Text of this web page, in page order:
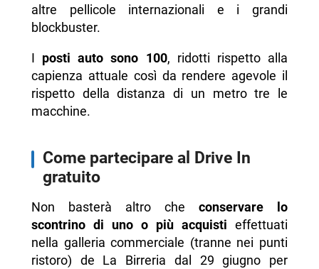
altre pellicole internazionali e i grandi
blockbuster.
I posti auto sono 100, ridotti rispetto alla
capienza attuale così da rendere agevole il
rispetto della distanza di un metro tre le
macchine.
Come partecipare al Drive In
gratuito
Non basterà altro checonservare lo
scontrino di uno o più acquisti effettuati
nella galleria commerciale (tranne nei punti
ristoro) de La Birreria dal 29 giugno per